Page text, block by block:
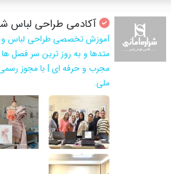
آکادمی طراحی لباس
آموزش تخصصی طراحی لباس و
متدها و به روز ترین سر فصل ها
مجرب و حرفه ای | با مجوز رسمی
ملی.